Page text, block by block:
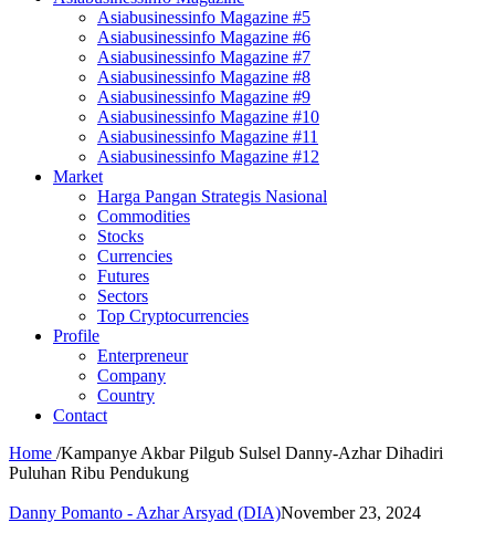
Asiabusinessinfo Magazine #5
Asiabusinessinfo Magazine #6
Asiabusinessinfo Magazine #7
Asiabusinessinfo Magazine #8
Asiabusinessinfo Magazine #9
Asiabusinessinfo Magazine #10
Asiabusinessinfo Magazine #11
Asiabusinessinfo Magazine #12
Market
Harga Pangan Strategis Nasional
Commodities
Stocks
Currencies
Futures
Sectors
Top Cryptocurrencies
Profile
Enterpreneur
Company
Country
Contact
Home /Kampanye Akbar Pilgub Sulsel Danny-Azhar Dihadiri
Puluhan Ribu Pendukung
Danny Pomanto - Azhar Arsyad (DIA)November 23, 2024